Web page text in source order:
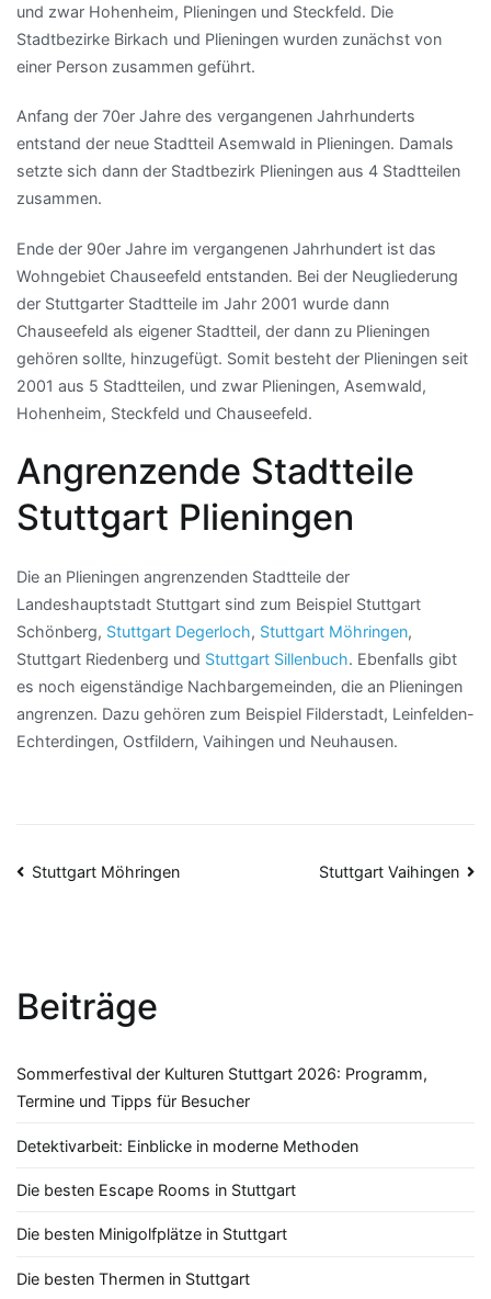
und zwar Hohenheim, Plieningen und Steckfeld. Die
Stadtbezirke Birkach und Plieningen wurden zunächst von
einer Person zusammen geführt.
Anfang der 70er Jahre des vergangenen Jahrhunderts
entstand der neue Stadtteil Asemwald in Plieningen. Damals
setzte sich dann der Stadtbezirk Plieningen aus 4 Stadtteilen
zusammen.
Ende der 90er Jahre im vergangenen Jahrhundert ist das
Wohngebiet Chauseefeld entstanden. Bei der Neugliederung
der Stuttgarter Stadtteile im Jahr 2001 wurde dann
Chauseefeld als eigener Stadtteil, der dann zu Plieningen
gehören sollte, hinzugefügt. Somit besteht der Plieningen seit
2001 aus 5 Stadtteilen, und zwar Plieningen, Asemwald,
Hohenheim, Steckfeld und Chauseefeld.
Angrenzende Stadtteile
Stuttgart Plieningen
Die an Plieningen angrenzenden Stadtteile der
Landeshauptstadt Stuttgart sind zum Beispiel Stuttgart
Schönberg, Stuttgart Degerloch, Stuttgart Möhringen,
Stuttgart Riedenberg und Stuttgart Sillenbuch. Ebenfalls gibt
es noch eigenständige Nachbargemeinden, die an Plieningen
angrenzen. Dazu gehören zum Beispiel Filderstadt, Leinfelden-
Echterdingen, Ostfildern, Vaihingen und Neuhausen.
Beitragsnavigation
Stuttgart Möhringen Stuttgart Vaihingen
Beiträge
Sommerfestival der Kulturen Stuttgart 2026: Programm,
Termine und Tipps für Besucher
Detektivarbeit: Einblicke in moderne Methoden
Die besten Escape Rooms in Stuttgart
Die besten Minigolfplätze in Stuttgart
Die besten Thermen in Stuttgart